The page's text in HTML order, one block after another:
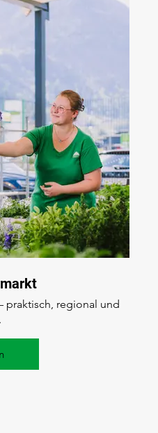
praktisch, regional und